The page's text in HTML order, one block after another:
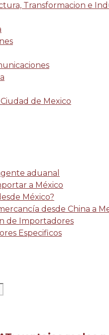
Transformacion e
de Mexico
aduanal
a México
México?
desde China a
de Importadores
Especificos